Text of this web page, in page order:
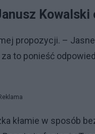
Kowalski
propozycji. –
to ponieść
kłamie w sposób